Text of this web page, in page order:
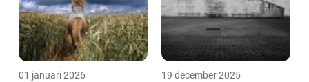
01 januari 2026 19 december 2025